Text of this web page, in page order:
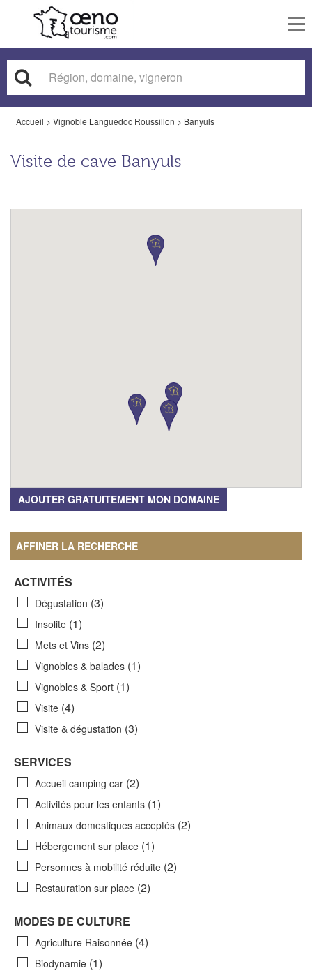
Accueil > Vignoble Languedoc Roussillon > Banyuls
Visite de cave Banyuls
AJOUTER GRATUITEMENT MON DOMAINE
AFFINER LA RECHERCHE
ACTIVITÉS
Dégustation (3)
Insolite (1)
Mets et Vins (2)
Vignobles & balades (1)
Vignobles & Sport (1)
Visite (4)
Visite & dégustation (3)
SERVICES
Accueil camping car (2)
Activités pour les enfants (1)
Animaux domestiques acceptés (2)
Hébergement sur place (1)
Personnes à mobilité réduite (2)
Restauration sur place (2)
MODES DE CULTURE
Agriculture Raisonnée (4)
Biodynamie (1)